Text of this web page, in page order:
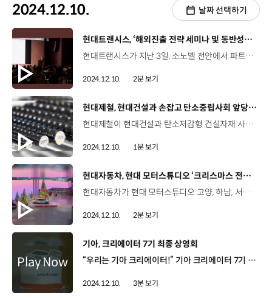
2024.12.10. 날짜 선택하기
[동영상]
현대트랜시스, ‘해외진출 전략 세미나 및 동반성장 성과공유회’ 개최
현대트랜시스가 지난 3일, 소노벨 천안에서 파트너사들과 함께 ‘2024년 해외진출 전략 세미나 및 동반성장 성과공유회’를 개최했습니다. 이날 행사에서 현대트랜시스는 기업 발전 지원, 소통 채널 구축 등 5대 실행 과제를 바탕으로 한 파트너사 지원 프로그램 ‘PARTNer’의 성과를 공유했습니다. 현대트랜시스는 2020년부터 정부 추진사업인 ‘대·중소기업 동반진출 지원사업’과 연계해 온라인 구매상담회, 해외 전시회 참가지원, 해외 현지화 비용지원 등 다양한 프로그램을 운영하며 파트너사의 해외 판로개척을 돕고 있습니다. 김재민 이사 / 대일공업 (현대트랜시스 파트너사)현대트랜시스에서 주관하는 교육 프로그램에 참여해 많은 도움을 받고 있습니다. 더 좋은 성과를 낼 수 있도록 최선을 다하겠습니다. 한편, 현대트랜시스는 지난 10월, 동반성장지수 평가에서 자동차 부품업계 최초로 10년 연속 최우수 등급을 받으며 ‘최우수 명예기업’ 자격을 이어가고 있습니다.
2024.12.10. 2분 보기
[동영상]
현대제철, 현대건설과 손잡고 탄소중립사회 앞당긴다
현대제철이 현대건설과 탄소저감형 건설자재 사용을 확대하고 탄소저감형 건축모델을 구축해 탄소중립사회 선도에 앞장섭니다. 현대제철은 건축물의 건설단계에서 탄소배출의 주요인으로 꼽히는 건설자재를 탄소저감형 철근과 형강으로 전환해 탄소배출량을 줄이는 건축모델을 구축할 계획인데요, 현대건설의 주요 건축물을 대상으로 탄소저감형 철근과 형강, 시멘트를 적용했다는 가정 하에 탄소배출량을 평가한 결과, 내재탄소 부분에서 기존 건축물 대비 약 30% 이상 낮아진 탄소배출량을 보여 효과가 큰 것으로 나타났습니다.
2024.12.10. 1분 보기
[동영상]
현대자동차, 현대 모터스튜디오 ‘크리스마스 전시’ 진행
현대자동차가 현대 모터스튜디오 고양, 하남, 서울, 부산에서 특별한 크리스마스 전시를 진행합니다. 이번 전시는 지속가능한 크리스마스를 위해 아티스트 그룹 ‘에브리웨어(Everyware)’와 함께 작년에 사용했던 브릭을 재사용한 것이 특징입니다. 먼저, 현대 모터스튜디오 고양에서는 크리스마스 모빌리티 타운 전시가 펼쳐졌는데요. 자동차 폐부품을 활용해 오너먼트를 만들어 49개의 트리를 장식하고, 깨끗한 에너지 수소를 이글루를 통해 감성적으로 형상화했습니다. 현대 모터스튜디오 하남에서는 LED 미디어 아트와 브릭 트리가 어우러져 새로운 연말 분위기를 연출했고, 현대 모터스튜디오 서울에서는 건물 외관을 활용한 크리스마스 트리 형태의 일루미네이션이 서울의 밤을 밝히고 있으며, 현대 모터스튜디오 부산에서는 브릭을 재사용한 트리를 선보이고 있습니다. 자세한 내용은 현대 모터스튜디오 홈페이지에서 확인할 수 있습니다.
2024.12.10. 2분 보기
[동영상]
기아, 크리에이터 7기 최종 상영회
“우리는 기아 크리에이터!” 기아 크리에이터 7기 상영회 2024. 11. 30 압구정 기아 360 [기아 크리에이터] 미래 모빌리티에 대한 아이디어를 영상으로 표현하는 대학생 서포터즈 프로그램 기아 크리에이터 7기 ‘Movement that Inspires’를 주제로 8월부터 4개월간 운영 영상 제작을 위한 활동 지원금, 전문가 밀착 멘토링, 워크숍 진행 총 41명, 11개 팀 구성 EV, PBV를 주제로 5분 이내의 영상 제작 애니메이션, 광고, 드라마, 예능 등 다양한 장르 출품 “두근 두근” 상영회 행사, 기아 임직원, 초청관객 등 90여 명 참석 오늘의 수상작은? ‘영감’팀 2등 New Movement 수상 2등 작품 Connect the Space 사용자 라이프 스타일에 맞춰 변하는 PBV를 공간으로 풀어낸 작품 김시형 2등 수상자 / 기아 크리에이터 7기기아 PBV를 주제로 ‘Connect the Space’라는 영상을 만들었는데요. 앞으로 기아 PBV가 단순한 이동 수단을 넘어 삶의 공간이자 새로운 세계가 될 수 있을 것이라 생각합니다. 앞으로 기아 PBV의 미래를 응원하고 기대합니다. 1등 Sustainability 수상 ‘심도’팀 1등 작품 집으로 가는 길 서먹한 모자 관계가 EV3를 통해 가까워지는 내용을 담은 작품 이은혁 1등 수상자 / 기아 크리에이터 7기기아 크리에이터 7기를 이력서에 한 줄 남기기 위한 활동이 아니라 영상 제작자로서 나아갈 수 있는 크나 큰 밑거름이 되는 좋은 프로그램이라는 생각이 들었습니다. 기아와 대학생이 함께한 수준 높은 영상 대학생 크리에이터가 그린 미래, 기아와 함께 달린다!
2024.12.10. 3분 보기